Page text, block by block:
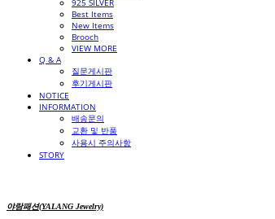
925 SILVER
Best Items
New Items
Brooch
VIEW MORE
Q & A
질문게시판
후기게시판
NOTICE
INFORMATION
배송문의
교환 및 반품
사용시 주의사항
STORY
야랑패션(YALANG Jewelry)